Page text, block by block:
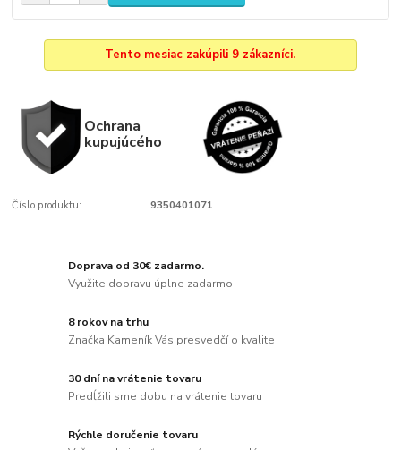
Tento mesiac zakúpili 9 zákazníci.
Ochrana
kupujúcého
Číslo produktu: 9350401071
Doprava od 30€ zadarmo.
Využite dopravu úplne zadarmo
8 rokov na trhu
Značka Kameník Vás presvedčí o kvalite
30 dní na vrátenie tovaru
Predĺžili sme dobu na vrátenie tovaru
Rýchle doručenie tovaru